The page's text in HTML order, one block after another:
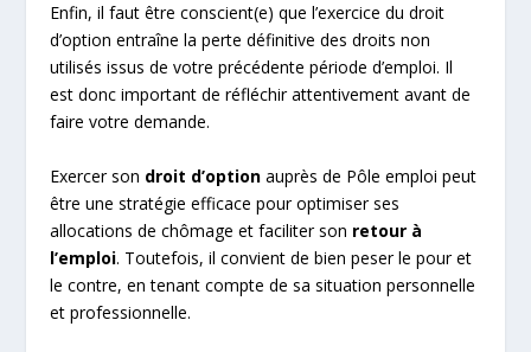
Enfin, il faut être conscient(e) que l’exercice du droit
d’option entraîne la perte définitive des droits non
utilisés issus de votre précédente période d’emploi. Il
est donc important de réfléchir attentivement avant de
faire votre demande.
Exercer son droit d’option auprès de Pôle emploi peut
être une stratégie efficace pour optimiser ses
allocations de chômage et faciliter son retour à
l’emploi. Toutefois, il convient de bien peser le pour et
le contre, en tenant compte de sa situation personnelle
et professionnelle.